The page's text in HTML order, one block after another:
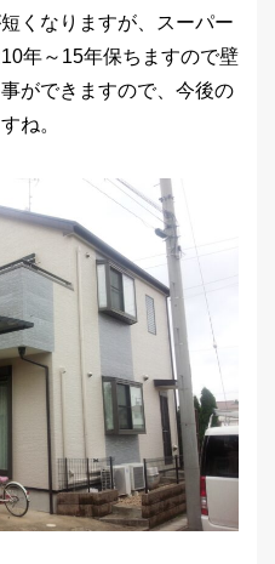
くなりますが、スーパー
年～15年保ちますので壁
ができますので、今後の
ね。